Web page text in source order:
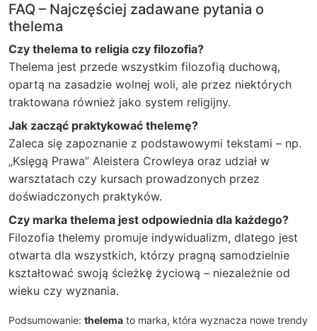
FAQ – Najczęściej zadawane pytania o
thelema
Czy thelema to religia czy filozofia?
Thelema jest przede wszystkim filozofią duchową,
opartą na zasadzie wolnej woli, ale przez niektórych
traktowana również jako system religijny.
Jak zacząć praktykować thelemę?
Zaleca się zapoznanie z podstawowymi tekstami – np.
„Księgą Prawa” Aleistera Crowleya oraz udział w
warsztatach czy kursach prowadzonych przez
doświadczonych praktyków.
Czy marka thelema jest odpowiednia dla każdego?
Filozofia thelemy promuje indywidualizm, dlatego jest
otwarta dla wszystkich, którzy pragną samodzielnie
kształtować swoją ścieżkę życiową – niezależnie od
wieku czy wyznania.
Podsumowanie: thelema to marka, która wyznacza nowe trendy